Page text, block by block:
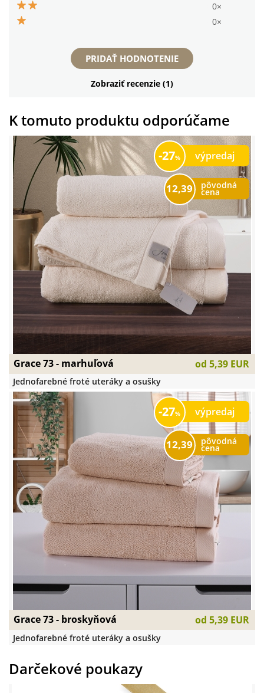
0×
0×
PRIDAŤ HODNOTENIE
Zobraziť recenzie (1)
výpredaj
27
pôvodná
cena
12,39
Grace 73 - marhuľová od 5,39 EUR
Jednofarebné froté uteráky a osušky
výpredaj
27
pôvodná
cena
12,39
Grace 73 - broskyňová od 5,39 EUR
Jednofarebné froté uteráky a osušky
K tomuto produktu odporúčame
Darčekové poukazy